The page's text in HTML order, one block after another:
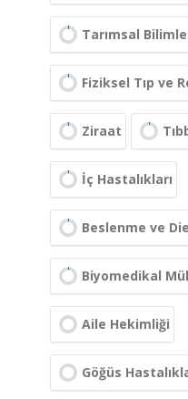
Tarımsal
Fiziksel Tıp ve
Ziraat
İç Hastalıkları
Beslenme ve
Biyomedikal
Aile Hekimliği
Göğüs